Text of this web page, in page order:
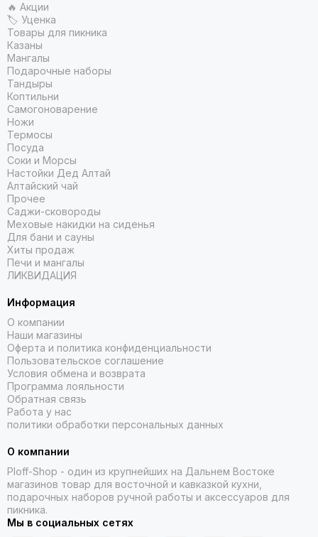
🔥 Акции
🏷 Уценка
Товары для пикника
Казаны
Мангалы
Подарочные наборы
Тандыры
Коптильни
Самогоноварение
Ножи
Термосы
Посуда
Соки и Морсы
Настойки Дед Алтай
Алтайский чай
Прочее
Саджи-сковороды
Меховые накидки на сиденья
Для бани и сауны
Хиты продаж
Печи и мангалы
ЛИКВИДАЦИЯ
Информация
О компании
Наши магазины
Оферта и политика конфиденциальности
Пользовательское соглашение
Условия обмена и возврата
Программа лояльности
Обратная связь
Работа у нас
политики обработки персональных данных
О компании
Ploff-Shop - один из крупнейших на Дальнем Востоке
магазинов товар для восточной и кавказкой кухни,
подарочных наборов ручной работы и аксессуаров для
пикника.
Мы в социальных сетях